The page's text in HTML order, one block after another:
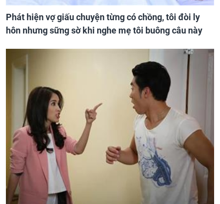
Phát hiện vợ giấu chuyện từng có chồng, tôi đòi ly
hôn nhưng sững sờ khi nghe mẹ tôi buông câu này